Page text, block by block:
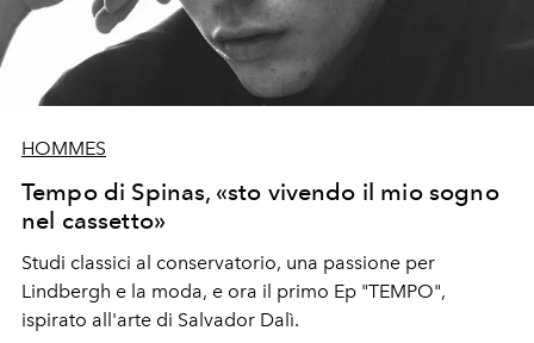
HOMMES
Tempo di Spinas, «sto vivendo il mio sogno
nel cassetto»
Studi classici al conservatorio, una passione per
Lindbergh e la moda, e ora il primo Ep "TEMPO",
ispirato all'arte di Salvador Dalì.